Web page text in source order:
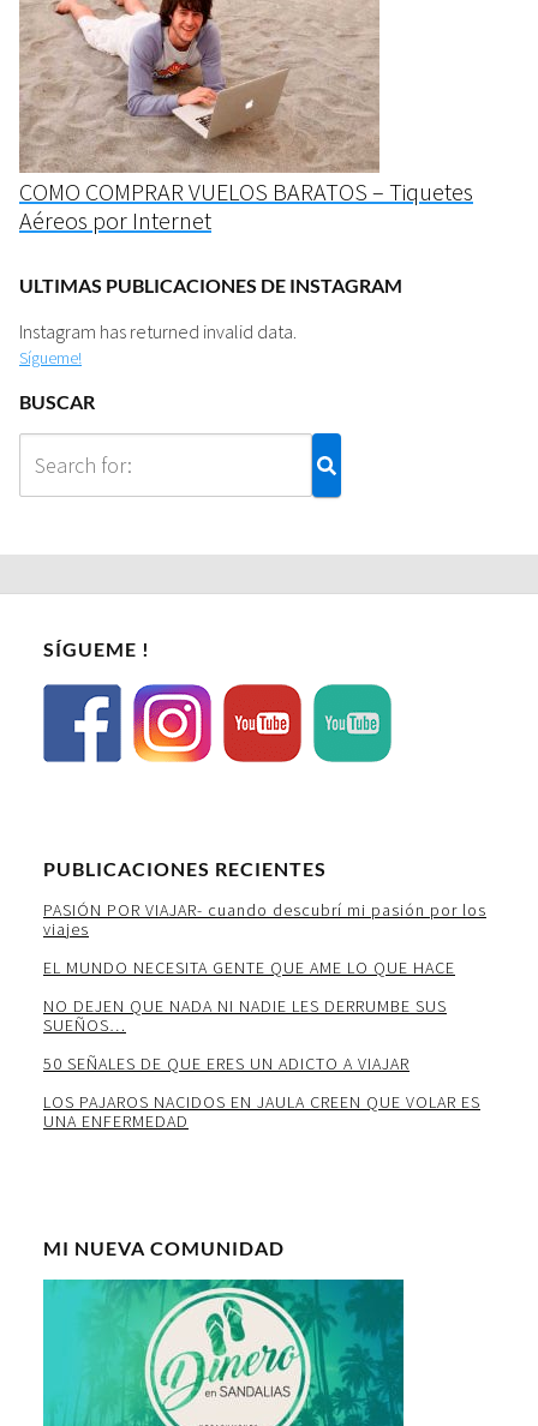
COMO COMPRAR VUELOS BARATOS – Tiquetes
Aéreos por Internet
ULTIMAS PUBLICACIONES DE INSTAGRAM
Instagram has returned invalid data.
Sígueme!
BUSCAR
SÍGUEME !
PUBLICACIONES RECIENTES
PASIÓN POR VIAJAR- cuando descubrí mi pasión por los
viajes
EL MUNDO NECESITA GENTE QUE AME LO QUE HACE
NO DEJEN QUE NADA NI NADIE LES DERRUMBE SUS
SUEÑOS…
50 SEÑALES DE QUE ERES UN ADICTO A VIAJAR
LOS PAJAROS NACIDOS EN JAULA CREEN QUE VOLAR ES
UNA ENFERMEDAD
MI NUEVA COMUNIDAD